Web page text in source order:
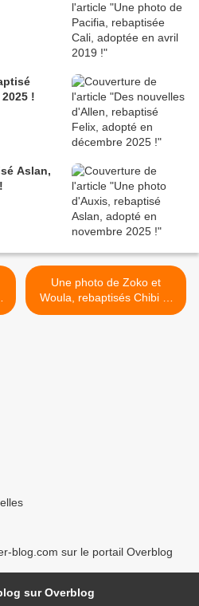
!
Aslan,
Une photo de Zoko et
Woula, rebaptisés Chibi et
Grougal, adoptés en
blog.com sur le portail Overblog
sur Overblog